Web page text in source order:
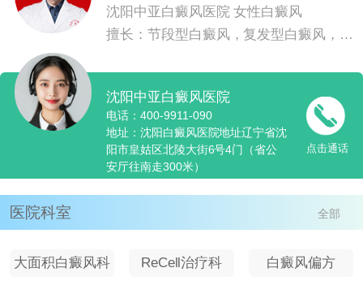
沈阳中亚白癜风医院女性白癜风
擅长：节段型白癜风，复发型白癜风，青少儿白癜风
沈阳中亚白癜风医院
电话：400-9911-090
地址：沈阳白癜风医院地址辽宁省沈
阳市皇姑区北陵大街6号4门（省公
安厅往南走300米）
点击通话
医院科室 全部
大面积白癜风科
ReCell治疗科 白癜风偏方